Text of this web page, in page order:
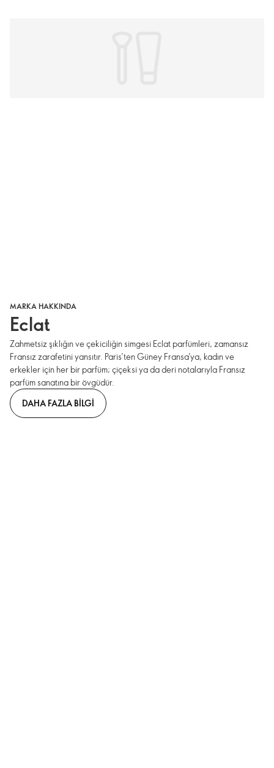
MARKA HAKKINDA
Eclat
Zahmetsiz şıklığın ve çekiciliğin simgesi Eclat parfümleri, zamansız
Fransız zarafetini yansıtır. Paris’ten Güney Fransa’ya, kadın ve
erkekler için her bir parfüm; çiçeksi ya da deri notalarıyla Fransız
parfüm sanatına bir övgüdür.
DAHA FAZLA BILGI